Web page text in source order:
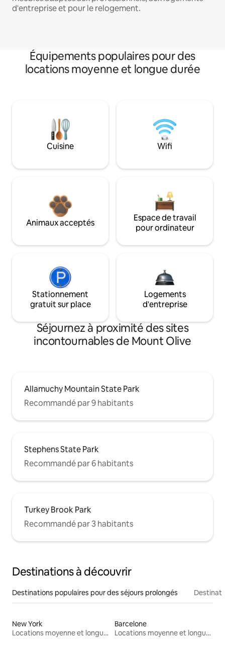
d'entreprise et pour le relogement.
Équipements populaires pour des
locations moyenne et longue durée
Cuisine Wifi
Animaux acceptés
Espace de travail
pour ordinateur
Stationnement
gratuit sur place
Logements
d'entreprise
Séjournez à proximité des sites
incontournables de Mount Olive
Allamuchy Mountain State Park
Recommandé par 9 habitants
Stephens State Park
Recommandé par 6 habitants
Turkey Brook Park
Recommandé par 3 habitants
Destinations à découvrir
Destinations populaires pour des séjours prolongés
New York
Locations moyenne et longue durée
Barcelone
Locations moyenne et longue durée